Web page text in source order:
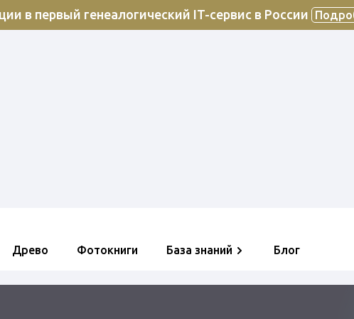
в первый генеалогический IT-сервис в России
Древо Фотокниги База знаний Блог